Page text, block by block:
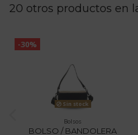
20 otros productos en
-30%
Sin stock
Bolsos
BOLSO / BANDOLERA